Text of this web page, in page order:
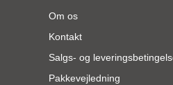
Om os
Kontakt
Salgs- og
Pakkevejledning